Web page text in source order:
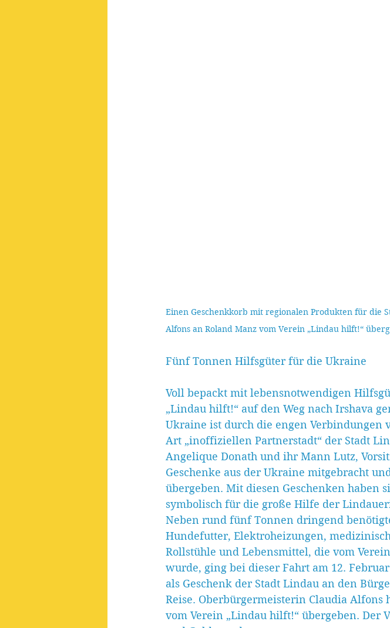
Einen Geschenkkorb mit regionalen Produkten für die
Alfons an Roland Manz vom Verein „Lindau hilft!“
Fünf Tonnen Hilfsgüter für die Ukraine
Voll bepackt mit lebensnotwendigen
„Lindau hilft!“ auf den Weg nach Irshava
Ukraine ist durch die engen
Art „inoffiziellen Partnerstadt“ der Stadt
Angelique Donath und ihr Mann Lutz,
Geschenke aus der Ukraine mitgebracht
übergeben. Mit diesen Geschenken haben
symbolisch für die große Hilfe der
Neben rund fünf Tonnen dringend
Hundefutter, Elektroheizungen,
Rollstühle und Lebensmittel, die vom
wurde, ging bei dieser Fahrt am 12.
als Geschenk der Stadt Lindau an den
Reise. Oberbürgermeisterin Claudia
vom Verein „Lindau hilft!“ übergeben. Der